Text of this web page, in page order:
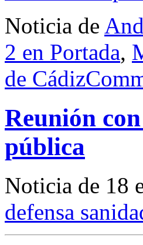
Noticia de
2 en Portada,
de Cádiz
Reunión
pública
Noticia de 18
defensa